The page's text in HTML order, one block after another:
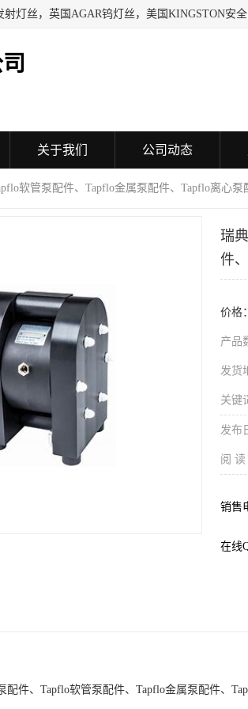
关于我们 公司动态
软管泵配件、Tapflo金属泵配件、Tapflo离心泵
瑞
件
价格：
产品
发货
关键
发布
阅 读
销售
在线
配件、Tapflo软管泵配件、Tapflo金属泵配件、